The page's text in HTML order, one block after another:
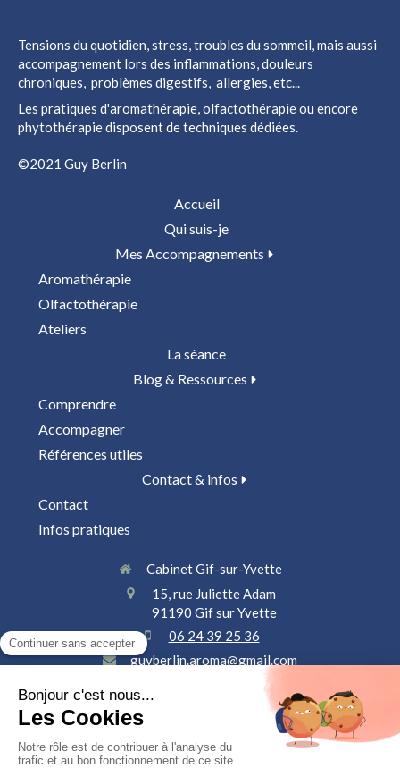
Tensions du quotidien, stress, troubles du sommeil, mais aussi
accompagnement lors des inflammations, douleurs
chroniques, problèmes digestifs, allergies, etc...
Les pratiques d'aromathérapie, olfactothérapie ou encore
phytothérapie disposent de techniques dédiées.
©2021 Guy Berlin
Accueil
Qui suis-je
Mes Accompagnements
Aromathérapie
Olfactothérapie
Ateliers
La séance
Blog & Ressources
Comprendre
Accompagner
Références utiles
Contact & infos
Contact
Infos pratiques
Cabinet Gif-sur-Yvette
15, rue Juliette Adam
91190 Gif sur Yvette
06 24 39 25 36
guyberlin.aroma@gmail.com
SIREN: 908 413 511